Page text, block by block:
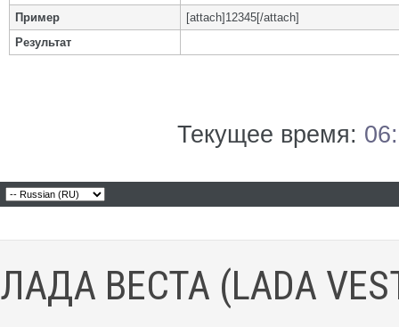
Пример
[attach]12345[/attach]
Результат
Текущее время:
ЛАДА ВЕСТА (LADA